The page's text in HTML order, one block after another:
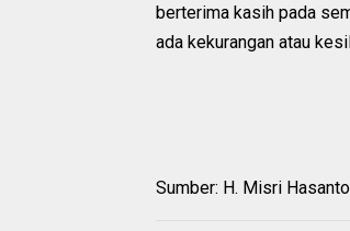
berterima kasih pada
ada kekurangan atau
Sumber: H. Misri Hasanto